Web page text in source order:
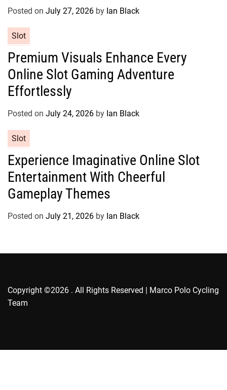
r
s
Posted on July 27, 2026 by Ian Black
a
e
g
o
r
s
Slot
Premium Visuals Enhance Every
Online Slot Gaming Adventure
Effortlessly
Posted on July 24, 2026 by Ian Black
a
e
g
o
r
Slot
Experience Imaginative Online Slot
Entertainment With Cheerful
Gameplay Themes
Posted on July 21, 2026 by Ian Black
Copyright ©2026 . All Rights Reserved | Marco Polo Cycling
Team